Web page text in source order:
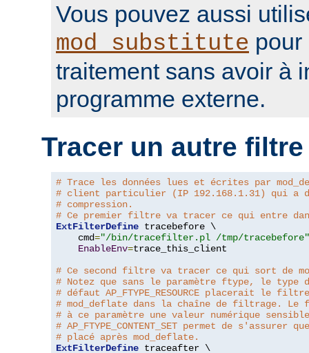
Vous pouvez aussi
mod_substitute pour
traitement sans avoir à
programme externe.
Tracer un autre filtre
# Trace les données lues et écrites par
# client particulier (IP 192.168.1.31) qui a
# compression.
# Ce premier filtre va tracer ce qui entre
ExtFilterDefine tracebefore \
    cmd
="/bin/tracefilter.pl /tmp/tracebefore"
EnableEnv=trace_this_client
# Ce second filtre va tracer ce qui sort de
# Notez que sans le paramètre ftype, le
# défaut AP_FTYPE_RESOURCE placerait le
# mod_deflate dans la chaîne de filtrage.
# à ce paramètre une valeur numérique
# AP_FTYPE_CONTENT_SET permet de
# placé après mod_deflate.
ExtFilterDefine traceafter \